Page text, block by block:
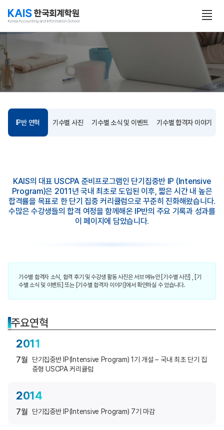
전
보
IP반 연혁 기수별 사진 기수별 소식 및 이벤트 기수별 합격자 이야기
KAIS의 대표 USCPA 준비프로그램인 단기집중반 IP (Intensive
Program)은 2011년 국내 최초로 도입된 이후, 짧은 시간 내 높은
합격률을 목표로 한 단기 집중 커리큘럼으로 꾸준히 진화해왔습니다.
수많은 수강생들의 합격 여정을 함께해온 IP반의 주요 기록과 성과를
이 페이지에 담았습니다.
기수별 합격자 소식, 합격 후기 및 수강생 활동 사진은 서브 메뉴인 [기수별 사진] , [기
수별 소식 및 이벤트] 또는 [기수별 합격자 이야기]에서 확인하실 수 있습니다.
주요연혁
2011
7월
단기집중반 IP(Intensive Program) 1기 개설 – 국내 최초 단기 집
중형 USCPA 커리큘럼
2014
7월 단기집중반 IP(Intensive Program) 7기 마감